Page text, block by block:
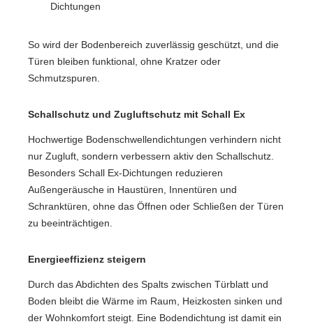
Dichtungen
So wird der Bodenbereich zuverlässig geschützt, und die
Türen bleiben funktional, ohne Kratzer oder
Schmutzspuren.
Schallschutz und Zugluftschutz mit Schall Ex
Hochwertige Bodenschwellendichtungen verhindern nicht
nur Zugluft, sondern verbessern aktiv den Schallschutz.
Besonders Schall Ex-Dichtungen reduzieren
Außengeräusche in Haustüren, Innentüren und
Schranktüren, ohne das Öffnen oder Schließen der Türen
zu beeinträchtigen.
Energieeffizienz steigern
Durch das Abdichten des Spalts zwischen Türblatt und
Boden bleibt die Wärme im Raum, Heizkosten sinken und
der Wohnkomfort steigt. Eine Bodendichtung ist damit ein